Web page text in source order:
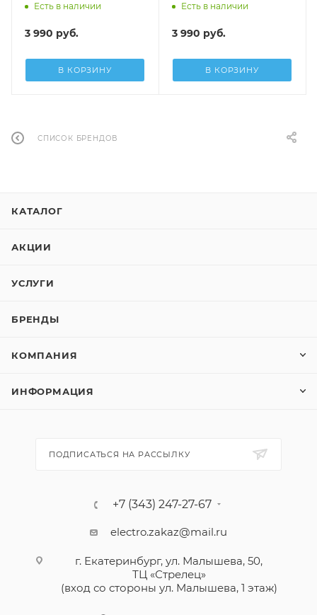
Есть в наличии
3 990 руб.
В КОРЗИНУ
Есть в наличии
3 990 руб.
В КОРЗИНУ
СПИСОК БРЕНДОВ
КАТАЛОГ
АКЦИИ
УСЛУГИ
БРЕНДЫ
КОМПАНИЯ
ИНФОРМАЦИЯ
ПОДПИСАТЬСЯ НА РАССЫЛКУ
+7 (343) 247-27-67
electro.zakaz@mail.ru
г. Екатеринбург, ул. Малышева, 50,
ТЦ «Стрелец»
(вход со стороны ул. Малышева, 1 этаж)